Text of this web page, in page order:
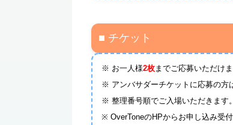
■ チケット
※ お一人様2枚までご応募いただけま
※ アンバサダーチケットに応募の方
※ 整理番号順でご入場いただきます。
※ OverToneのHPからお申し込み受付